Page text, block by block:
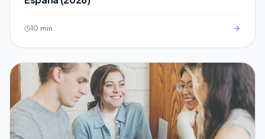
10 min